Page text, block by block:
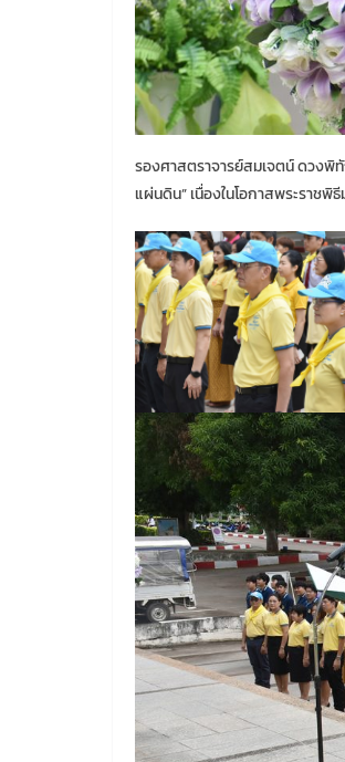
รองศาสตราจารย์สมเจตน์ ดวงพิ
แผ่นดิน” เนื่องในโอกาสพระราชพิ